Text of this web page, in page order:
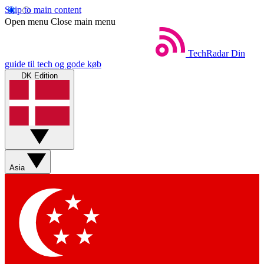
Skip to main content
Open menu Close main menu
TechRadar Din
guide til tech og gode køb
DK Edition
Asia